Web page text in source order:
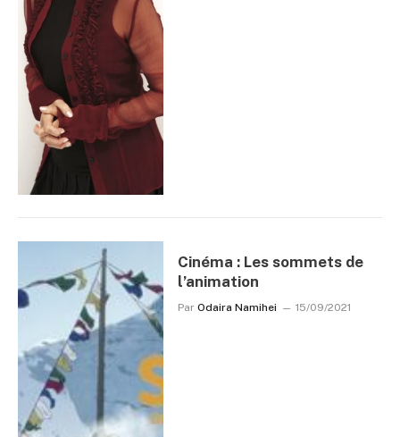
Cinéma : Les sommets de
l’animation
Par Odaira Namihei 15/09/2021